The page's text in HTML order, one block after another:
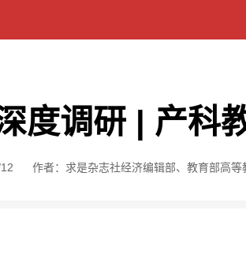
度调研 | 产科
作者：求是杂志社经济编辑部、教育部高等